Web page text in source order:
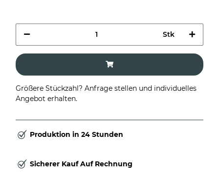
Stk
Größere Stückzahl? Anfrage stellen und individuelles
Angebot erhalten.
Produktion in 24 Stunden
Sicherer Kauf Auf Rechnung